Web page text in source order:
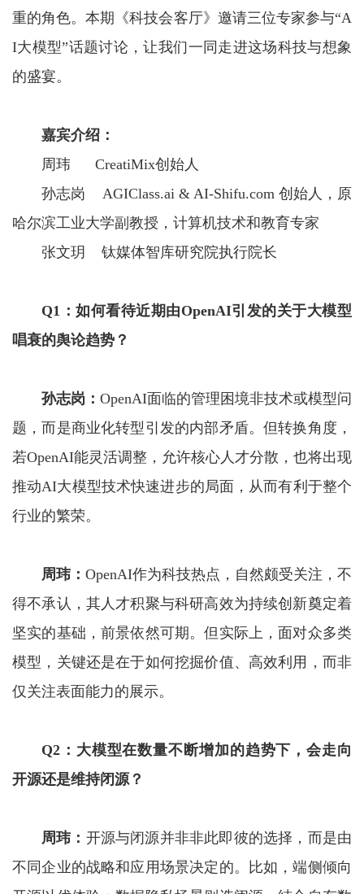
重的角色。本期《科技会客厅》邀请三位专家参与“A
I大模型”话题讨论，让我们一同走进这场科技与想象
的盛宴。
嘉宾介绍：
周玮 CreatiMix创始人
孙志岗 AGIClass.ai & AI-Shifu.com 创始人，原
哈尔滨工业大学副教授，计算机技术和教育专家
张文玥 钛媒体智库研究院执行院长
Q1 ：如何看待近期由OpenAI引发的关于大模型
唱衰的舆论趋势？
孙志岗： OpenAI面临的管理困境非技术或模型问
题，而是商业化转型引发的内部矛盾。但转换角度，
若OpenAI能灵活调整，允许核心人才分散，也将出现
推动AI大模型技术快速进步的局面，从而有利于整个
行业的繁荣。
周玮： OpenAI作为科技热点，自然颇受关注，不
得不承认，其人才积聚与科研高效为持续创新奠定着
坚实的基础，前景依然可期。但实际上，面对众多类
模型，关键还是在于如何挖掘价值、高效利用，而非
仅关注表面能力的展示。
Q2 ： 大模型在数量不断增加的趋势下，会走向
开源还是维持闭源？
周玮： 开源与闭源并非非此即彼的选择，而是由
不同企业的战略和应用场景决定的。比如，端侧倾向